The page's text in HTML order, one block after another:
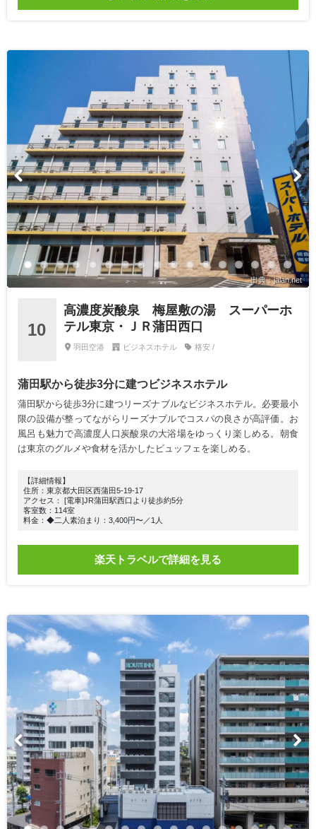
出典：jalan.net
10
高濃度炭酸泉 梅屋敷の湯 スーパーホ
テル東京・ＪＲ蒲田西口
羽田空港 ビジネスホテル 格安 /
蒲田駅から徒歩3分に建つビジネスホテル
蒲田駅から徒歩3分に建つリーズナブルなビジネスホテル。必要最小
限の設備が整ってながらリーズナブルでコスパの良さが高評価。お
風呂も魅力で高濃度人口炭酸泉の大浴場をゆっくり楽しめる。朝食
は東京のグルメや食材を活かしたビュッフェを楽しめる。
【詳細情報】
住所：東京都大田区西蒲田5-19-17
アクセス： [電車]JR蒲田駅西口より徒歩約5分
客室数：114室
料金：◆二人素泊まり：3,400円〜／1人
楽天トラベルで詳細を見る